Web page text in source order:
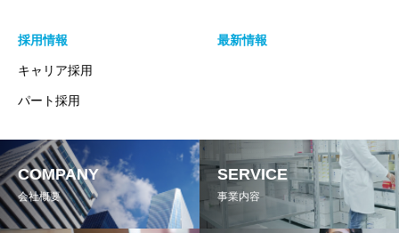
採用情報
キャリア採用
パート採用
最新情報
COMPANY
会社概要
SERVICE
事業内容